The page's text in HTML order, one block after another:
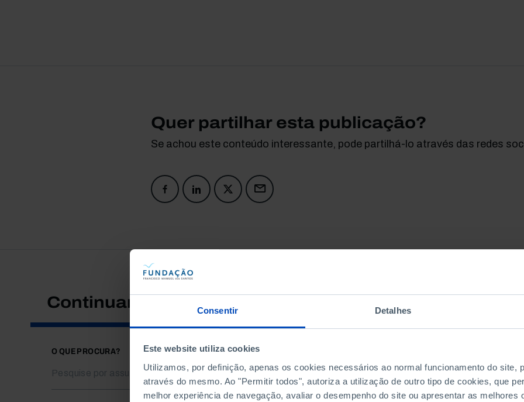
Consentir Detalhes
Este website utiliza cookies
Utilizamos, por definição, apenas os cookies necessários ao normal funcionamento do site,
através do mesmo. Ao "Permitir todos", autoriza a utilização de outro tipo de cookies, que
melhor experiência de navegação, avaliar o desempenho do site ou apresentar as melhores
Quer partilhar esta publicação?
Se achou este conteúdo interessante, pode partilhá-lo através das redes
Continuar a pesquisar
O QUE PROCURA?